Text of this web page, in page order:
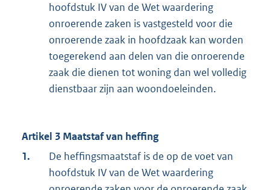
hoofdstuk IV van de Wet waardering
onroerende zaken is vastgesteld voor die
onroerende zaak in hoofdzaak kan worden
toegerekend aan delen van die onroerende
zaak die dienen tot woning dan wel volledig
dienstbaar zijn aan woondoeleinden.
Artikel 3 Maatstaf van heffing
1.
De heffingsmaatstaf is de op de voet van
hoofdstuk IV van de Wet waardering